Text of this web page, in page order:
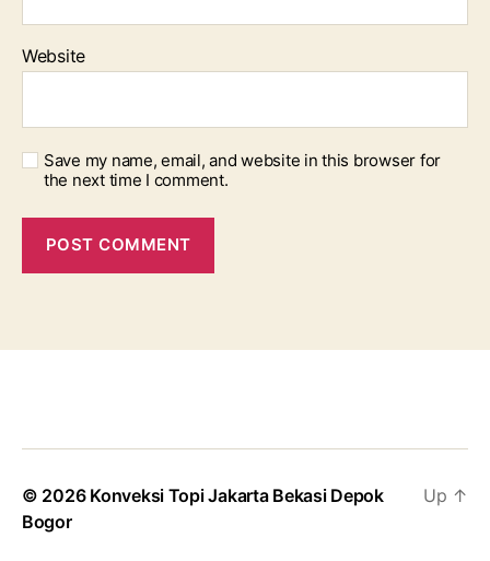
Website
Save my name, email, and website in this browser for
the next time I comment.
© 2026 Konveksi Topi Jakarta Bekasi Depok
Bogor
Up ↑